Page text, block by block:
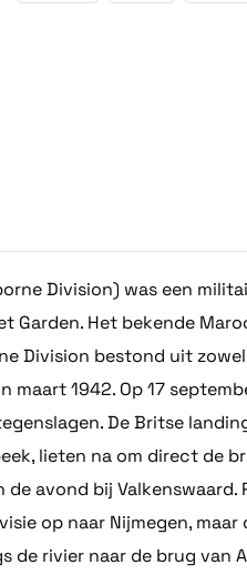
Division) was een
Garden. Het bekende
Division bestond uit
1942. Op 17
De Britse
lieten na om direct de
avond bij Valkenswaard.
op naar Nijmegen,
rivier naar de brug van